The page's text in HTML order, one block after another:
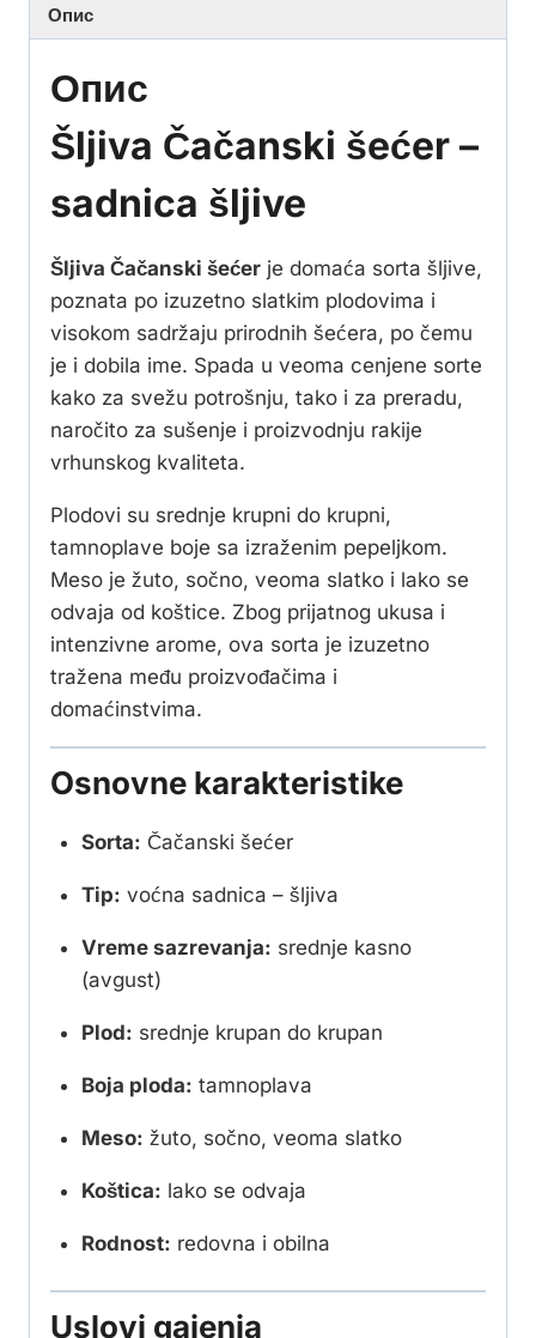
Опис
Опис
Šljiva Čačanski šećer –
sadnica šljive
Šljiva Čačanski šećer je domaća sorta šljive,
poznata po izuzetno slatkim plodovima i
visokom sadržaju prirodnih šećera, po čemu
je i dobila ime. Spada u veoma cenjene sorte
kako za svežu potrošnju, tako i za preradu,
naročito za sušenje i proizvodnju rakije
vrhunskog kvaliteta.
Plodovi su srednje krupni do krupni,
tamnoplave boje sa izraženim pepeljkom.
Meso je žuto, sočno, veoma slatko i lako se
odvaja od koštice. Zbog prijatnog ukusa i
intenzivne arome, ova sorta je izuzetno
tražena među proizvođačima i
domaćinstvima.
Osnovne karakteristike
Sorta: Čačanski šećer
Tip: voćna sadnica – šljiva
Vreme sazrevanja: srednje kasno
(avgust)
Plod: srednje krupan do krupan
Boja ploda: tamnoplava
Meso: žuto, sočno, veoma slatko
Koštica: lako se odvaja
Rodnost: redovna i obilna
Uslovi gajenja